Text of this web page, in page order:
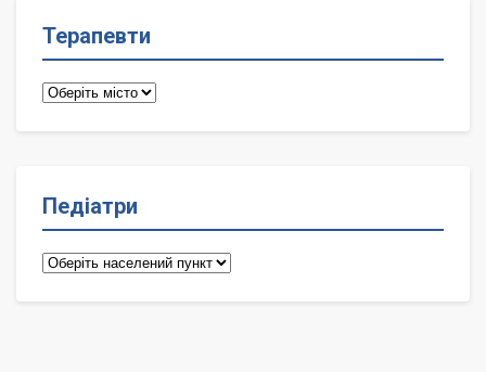
Терапевти
Терапевти
Педіатри
Педіатри